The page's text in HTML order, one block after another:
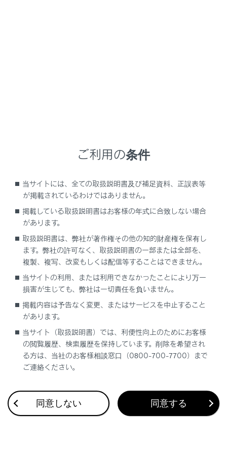
インナーミラーのまぶしさを軽減させる（自動防眩タイ
デジタルインナーミラーのまぶしさを軽減させる（鏡面
ミラーモード）
合わせて見られているページ
走行モードを切りかえる
ヘッドランプの使用
雨の日の視界の確保
このページは役に立ちましたか？
ご利用の条件
当サイトには、全ての取扱説明書及び補足資料、正誤表等
が掲載されているわけではありません。
掲載している取扱説明書はお客様の年式に合致しない場合
があります。
取扱説明書は、弊社が著作権その他の知的財産権を保有し
ます。弊社の許可なく、取扱説明書の一部または全部を、
複製、複写、改変もしくは配信等することはできません。
当サイトの利用、または利用できなかったことにより万一
損害が生じても、弊社は一切責任を負いません。
掲載内容は予告なく変更、またはサービスを中止すること
があります。
当サイト（取扱説明書）では、利便性向上のためにお客様
の閲覧履歴、検索履歴を保持しています。削除を希望され
る方は、当社のお客様相談窓口（0800-700-7700）まで
ご連絡ください。
同意しない 同意する